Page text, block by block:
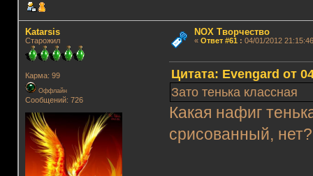
Katarsis
Старожил
Карма: 99
Оффлайн
Сообщений: 726
NOX Творчество
« Ответ #61: 04/01/2012
Цитата: Evengard от
Зато тенька классная
Какая нафиг
срисованный, нет?